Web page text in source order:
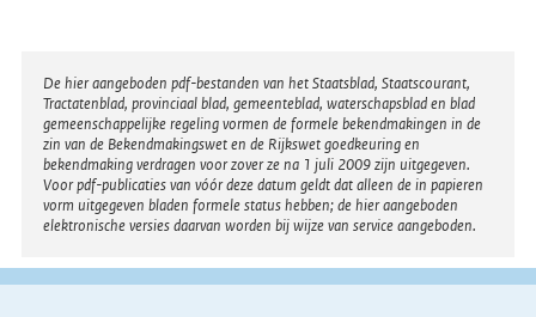
Disclaimer
De hier aangeboden pdf-bestanden van het Staatsblad, Staatscourant,
Tractatenblad, provinciaal blad, gemeenteblad, waterschapsblad en blad
gemeenschappelijke regeling vormen de formele bekendmakingen in de
zin van de Bekendmakingswet en de Rijkswet goedkeuring en
bekendmaking verdragen voor zover ze na 1 juli 2009 zijn uitgegeven.
Voor pdf-publicaties van vóór deze datum geldt dat alleen de in papieren
vorm uitgegeven bladen formele status hebben; de hier aangeboden
elektronische versies daarvan worden bij wijze van service aangeboden.